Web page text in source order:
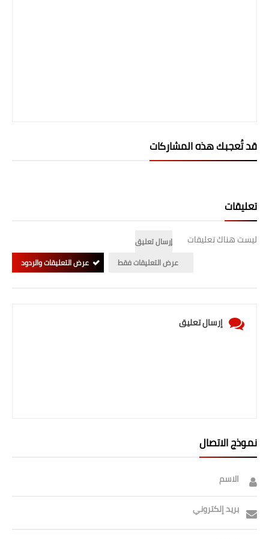
صحة وطب
قد تُعجبك هذه المشاركات
تعليقات
ليست هناك تعليقات
إرسال تعليق
عرض التعليقات فقط
عرض التعليقات والردود
إرسال تعليق
نموذج الاتصال
الاسم
بريد إلكتروني